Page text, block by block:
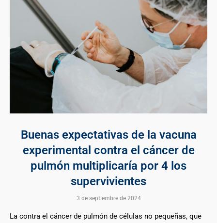
Buenas expectativas de la vacuna
experimental contra el cáncer de
pulmón multiplicaría por 4 los
supervivientes
3 de septiembre de 2024
La contra el cáncer de pulmón de células no pequeñas, que